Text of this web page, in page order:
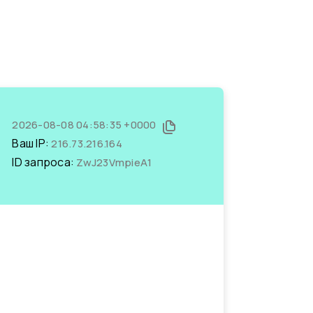
2026-08-08 04:58:35 +0000
Ваш IP:216.73.216.164
ID запроса: ZwJ23VmpieA1